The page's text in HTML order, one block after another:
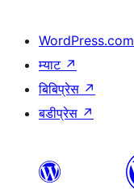
WordPress.com
म्याट ↗
बिबिप्रेस ↗
बडीप्रेस ↗